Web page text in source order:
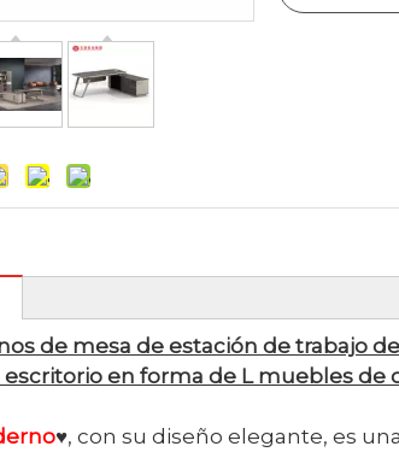
de mesa de estación de trabajo
en forma de L muebles de
♥, con su diseño elegante, es